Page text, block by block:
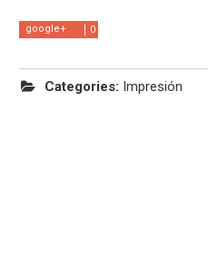
0
google+
Categories: Impresión